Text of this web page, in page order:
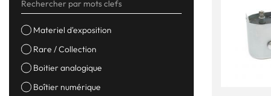
Materiel d'exposition
Rare / Collection
Boitier analogique
Boîtier numérique